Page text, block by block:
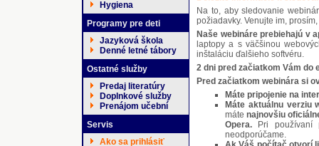
Hygiena
Programy pre deti
Jazyková škola
Denné letné tábory
Ostatné služby
Predaj literatúry
Doplnkové služby
Prenájom učební
Servis
Ako sa prihlásiť
Na to, aby sledovanie
požiadavky. Venujte im,
Naše webináre prebiehajú v
laptopy a s väčšinou
inštaláciu ďalšieho softvéru.
2 dni pred začiatkom Vám do
Pred začiatkom webinára si
Máte pripojenie na
Máte aktuálnu verziu
mátenajnovšiu
Opera. Pri používaní
neodporúčame.